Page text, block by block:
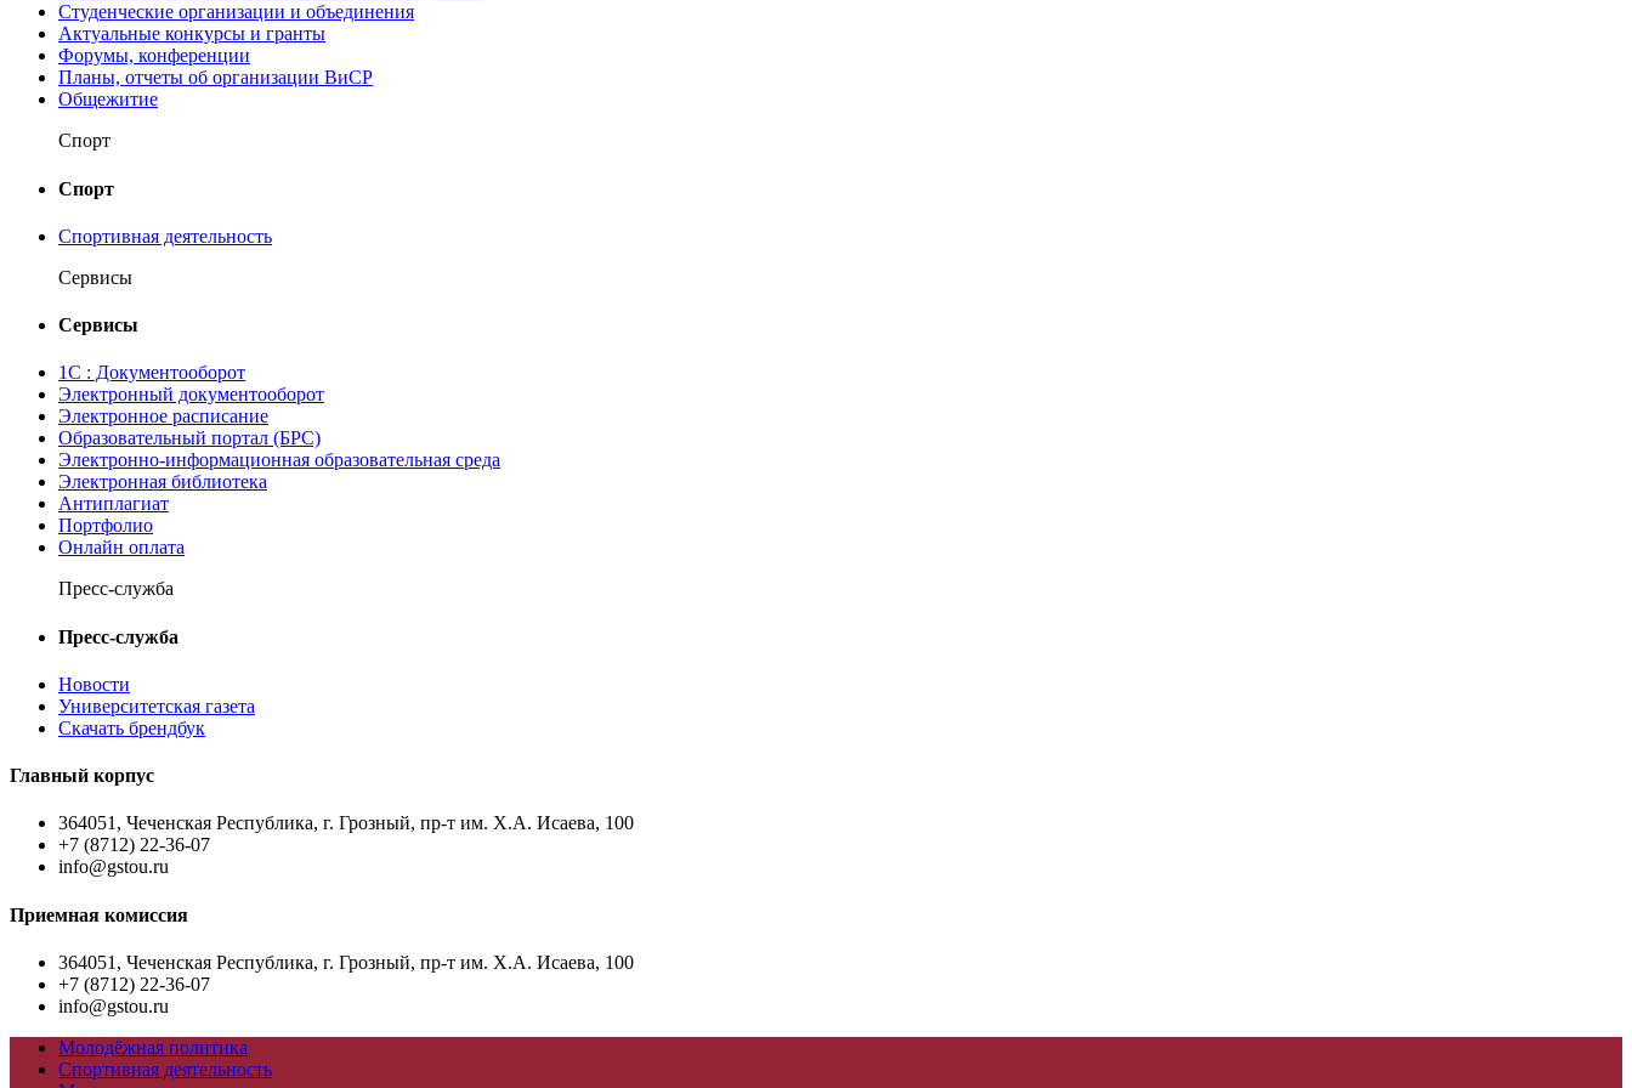
Студенческие организации и объединения
Актуальные конкурсы и гранты
Форумы, конференции
Планы, отчеты об организации ВиСР
Общежитие
Спорт
Спорт
Спортивная деятельность
Сервисы
Сервисы
1С : Документооборот
Электронный документооборот
Электронное расписание
Образовательный портал (БРС)
Электронно-информационная образовательная среда
Электронная библиотека
Антиплагиат
Портфолио
Онлайн оплата
Пресс-служба
Пресс-служба
Новости
Университетская газета
Скачать брендбук
Главный корпус
364051, Чеченская Республика, г. Грозный, пр-т им. Х.А. Исаева, 100
+7 (8712) 22-36-07
info@gstou.ru
Приемная комиссия
364051, Чеченская Республика, г. Грозный, пр-т им. Х.А. Исаева, 100
+7 (8712) 22-36-07
info@gstou.ru
Молодёжная политика
Спортивная деятельность